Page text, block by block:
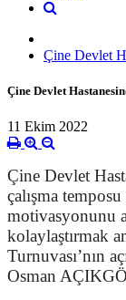
Çine Devlet
Çine Devlet
11 Ekim 2022
Çine Devlet
çalışma temposu
motivasyonunu
kolaylaştırmak
Turnuvası’nın
Osman